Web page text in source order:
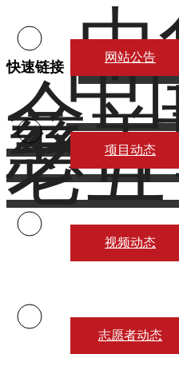
快速链接： 中
中
会
慈
老
网站公告
项目动态
视频动态
志愿者动态